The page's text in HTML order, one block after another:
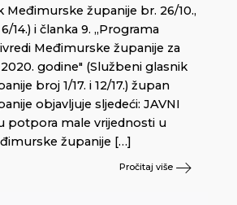
Međimurske županije br. 26/10.,
6/14.) i članka 9. „Programa
Međimurske županije za
godine" (Službeni glasnik
broj 1/17. i 12/17.) župan
objavljuje sljedeći: JAVNI
potpora male vrijednosti u
županije […]
Pročitaj više